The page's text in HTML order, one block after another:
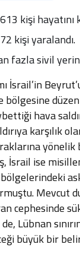
kişi
kişi yaralandı.
fazla sivil
İsrail’in
bölgesine
hava
karşılık
İsrail ise
bölgelerindeki
Mevcut
cephesinde
Lübnan
büyük bir